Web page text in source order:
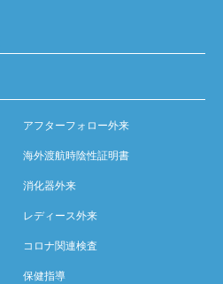
アフターフォロー外来
海外渡航時陰性証明書
消化器外来
レディース外来
コロナ関連検査
保健指導